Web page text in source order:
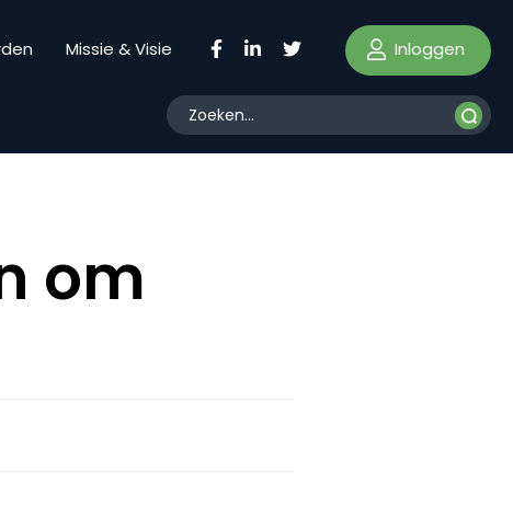
Missie & Visie Inloggen
om